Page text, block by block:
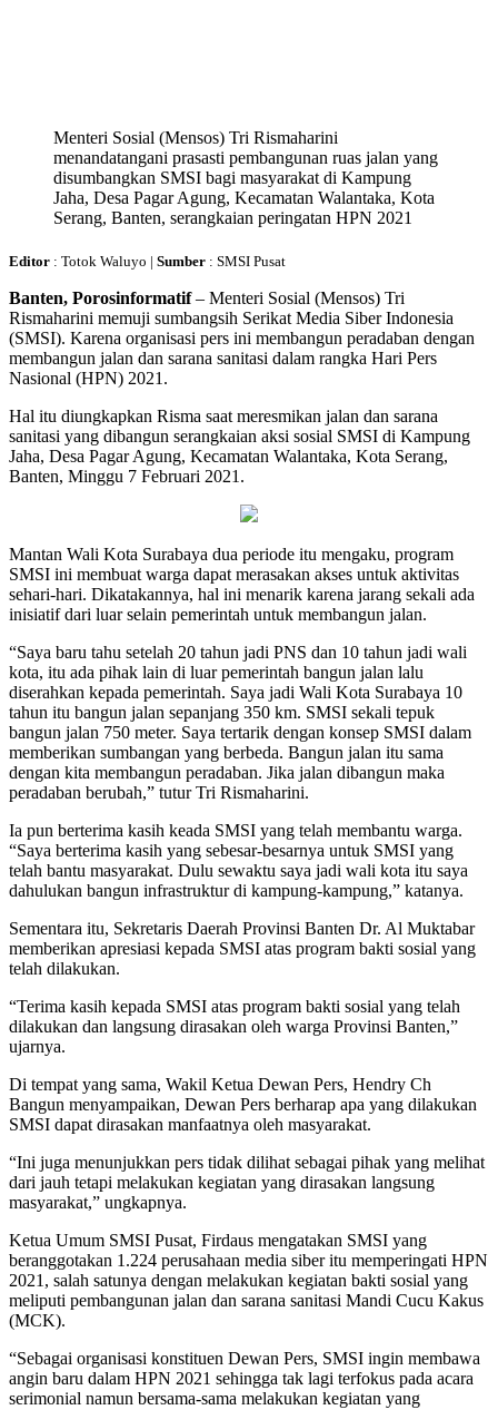
Menteri Sosial (Mensos) Tri Rismaharini
menandatangani prasasti pembangunan ruas jalan yang
disumbangkan SMSI bagi masyarakat di Kampung
Jaha, Desa Pagar Agung, Kecamatan Walantaka, Kota
Serang, Banten, serangkaian peringatan HPN 2021
Editor : Totok Waluyo | Sumber : SMSI Pusat
Banten, Porosinformatif– Menteri Sosial (Mensos) Tri
Rismaharini memuji sumbangsih Serikat Media Siber Indonesia
(SMSI). Karena organisasi pers ini membangun peradaban dengan
membangun jalan dan sarana sanitasi dalam rangka Hari Pers
Nasional (HPN) 2021.
Hal itu diungkapkan Risma saat meresmikan jalan dan sarana
sanitasi yang dibangun serangkaian aksi sosial SMSI di Kampung
Jaha, Desa Pagar Agung, Kecamatan Walantaka, Kota Serang,
Banten, Minggu 7 Februari 2021.
Mantan Wali Kota Surabaya dua periode itu mengaku, program
SMSI ini membuat warga dapat merasakan akses untuk aktivitas
sehari-hari. Dikatakannya, hal ini menarik karena jarang sekali ada
inisiatif dari luar selain pemerintah untuk membangun jalan.
“Saya baru tahu setelah 20 tahun jadi PNS dan 10 tahun jadi wali
kota, itu ada pihak lain di luar pemerintah bangun jalan lalu
diserahkan kepada pemerintah. Saya jadi Wali Kota Surabaya 10
tahun itu bangun jalan sepanjang 350 km. SMSI sekali tepuk
bangun jalan 750 meter. Saya tertarik dengan konsep SMSI dalam
memberikan sumbangan yang berbeda. Bangun jalan itu sama
dengan kita membangun peradaban. Jika jalan dibangun maka
peradaban berubah,” tutur Tri Rismaharini.
Ia pun berterima kasih keada SMSI yang telah membantu warga.
“Saya berterima kasih yang sebesar-besarnya untuk SMSI yang
telah bantu masyarakat. Dulu sewaktu saya jadi wali kota itu saya
dahulukan bangun infrastruktur di kampung-kampung,” katanya.
Sementara itu, Sekretaris Daerah Provinsi Banten Dr. Al Muktabar
memberikan apresiasi kepada SMSI atas program bakti sosial yang
telah dilakukan.
“Terima kasih kepada SMSI atas program bakti sosial yang telah
dilakukan dan langsung dirasakan oleh warga Provinsi Banten,”
ujarnya.
Di tempat yang sama, Wakil Ketua Dewan Pers, Hendry Ch
Bangun menyampaikan, Dewan Pers berharap apa yang dilakukan
SMSI dapat dirasakan manfaatnya oleh masyarakat.
“Ini juga menunjukkan pers tidak dilihat sebagai pihak yang melihat
dari jauh tetapi melakukan kegiatan yang dirasakan langsung
masyarakat,” ungkapnya.
Ketua Umum SMSI Pusat, Firdaus mengatakan SMSI yang
beranggotakan 1.224 perusahaan media siber itu memperingati HPN
2021, salah satunya dengan melakukan kegiatan bakti sosial yang
meliputi pembangunan jalan dan sarana sanitasi Mandi Cucu Kakus
(MCK).
“Sebagai organisasi konstituen Dewan Pers, SMSI ingin membawa
angin baru dalam HPN 2021 sehingga tak lagi terfokus pada acara
serimonial namun bersama-sama melakukan kegiatan yang